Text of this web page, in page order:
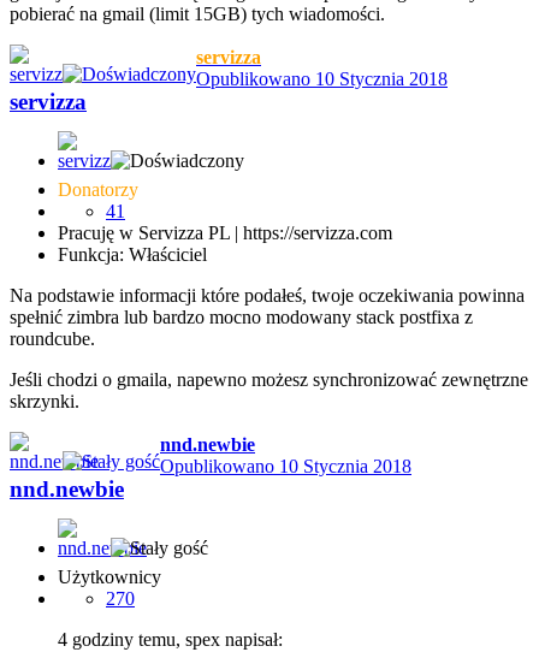
pobierać na gmail (limit 15GB) tych wiadomości.
servizza
Opublikowano 10 Stycznia 2018
servizza
Donatorzy
41
Pracuję w Servizza PL | https://servizza.com
Funkcja: Właściciel
Na podstawie informacji które podałeś, twoje oczekiwania powinna
spełnić zimbra lub bardzo mocno modowany stack postfixa z
roundcube.
Jeśli chodzi o gmaila, napewno możesz synchronizować zewnętrzne
skrzynki.
nnd.newbie
Opublikowano 10 Stycznia 2018
nnd.newbie
Użytkownicy
270
4 godziny temu, spex napisał: